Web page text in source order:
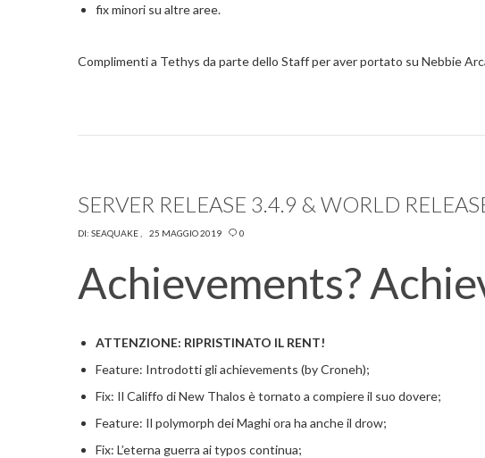
fix minori su altre aree.
Complimenti a Tethys da parte dello Staff per aver portato su Nebbie
SERVER RELEASE 3.4.9 & WORLD
DI: SEAQUAKE 25 MAGGIO 2019 0
Achievements?
ATTENZIONE: RIPRISTINATO IL RENT!
Feature: Introdotti gli achievements (by Croneh);
Fix: Il Califfo di New Thalos è tornato a compiere il suo dovere;
Feature: Il polymorph dei Maghi ora ha anche il drow;
Fix: L’eterna guerra ai typos continua;